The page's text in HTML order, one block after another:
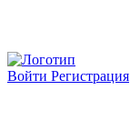
Войти Регистрация